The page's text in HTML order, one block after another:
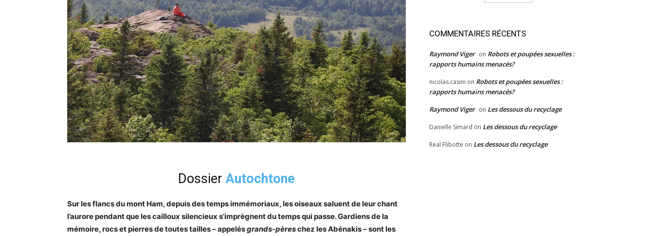
DossierAutochtone
Sur les flancs du mont Ham, depuis des temps immémoriaux, les oiseaux saluent de leur chant
l’aurore pendant que les cailloux silencieux s’imprègnent du temps qui passe. Gardiens de la
mémoire, rocs et pierres de toutes tailles – appelésgrands-pèreschez les Abénakis – sont les
COMMENTAIRES RÉCENTS
Raymond Viger on Robots et poupées sexuelles :
rapports humains menacés?
nicolas.casini on Robots et poupées sexuelles :
rapports humains menacés?
Raymond Viger on Les dessous du recyclage
Danielle Simard on Les dessous du recyclage
Real Flibotte on Les dessous du recyclage